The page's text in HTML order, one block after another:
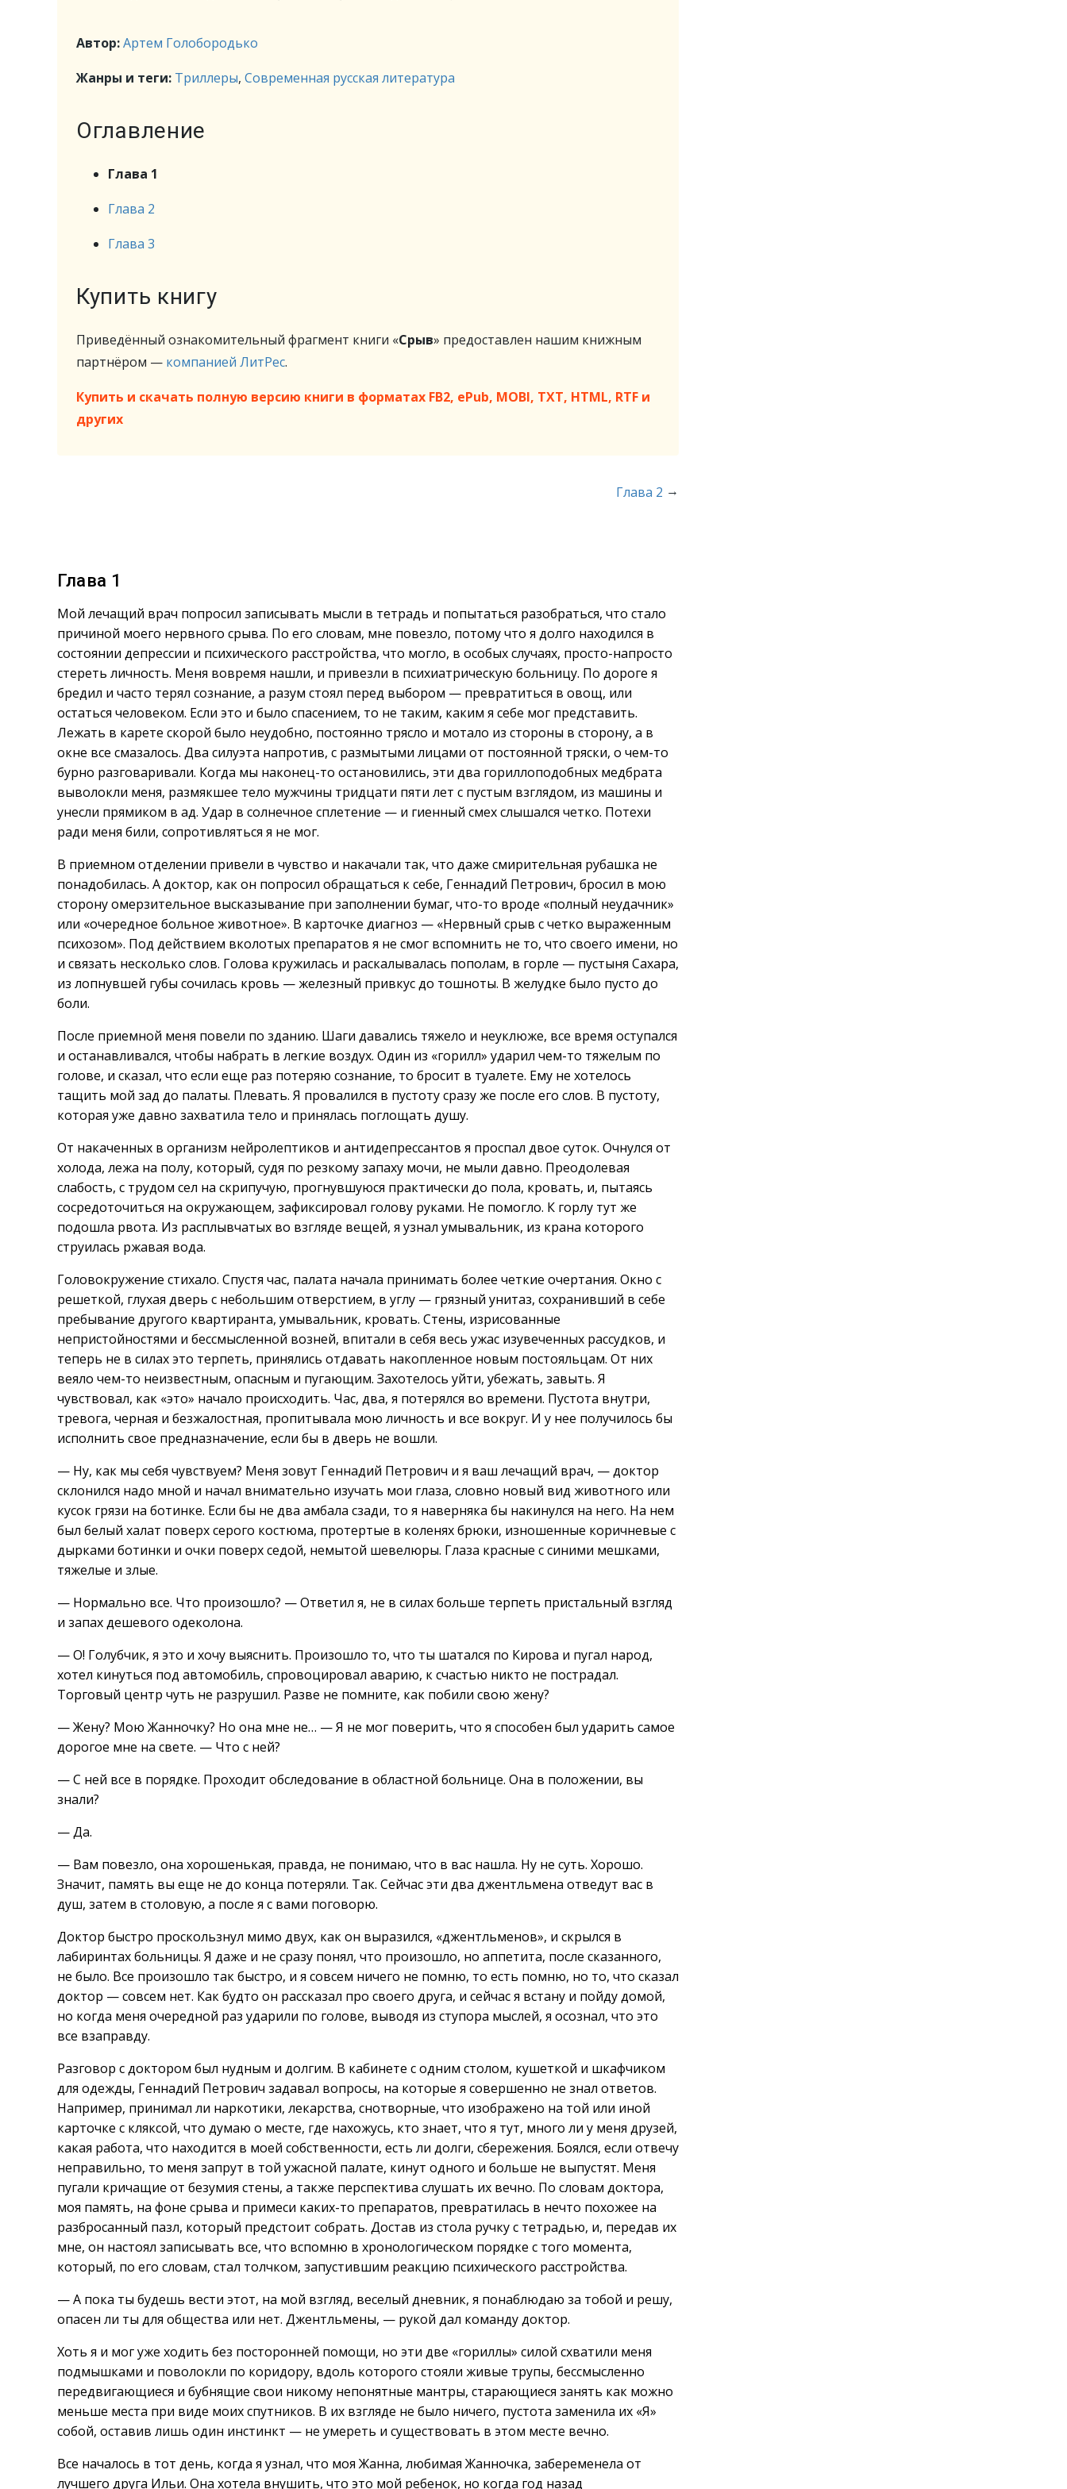
Автор:Артем Голобородько
Жанры и теги: Триллеры, Современная русская литература
Оглавление
Глава 1
Глава 2
Глава 3
Купить книгу
Приведённый ознакомительный фрагмент книги «Срыв» предоставлен нашим книжным
партнёром — компанией ЛитРес.
Купить и скачать полную версию книги в форматах FB2, ePub, MOBI, TXT, HTML, RTF и
других
Глава 2 →
Глава 1
Мой лечащий врач попросил записывать мысли в тетрадь и попытаться разобраться, что стало
причиной моего нервного срыва. По его словам, мне повезло, потому что я долго находился в
состоянии депрессии и психического расстройства, что могло, в особых случаях, просто-напросто
стереть личность. Меня вовремя нашли, и привезли в психиатрическую больницу. По дороге я
бредил и часто терял сознание, а разум стоял перед выбором — превратиться в овощ, или
остаться человеком. Если это и было спасением, то не таким, каким я себе мог представить.
Лежать в карете скорой было неудобно, постоянно трясло и мотало из стороны в сторону, а в
окне все смазалось. Два силуэта напротив, с размытыми лицами от постоянной тряски, о чем-то
бурно разговаривали. Когда мы наконец-то остановились, эти два гориллоподобных медбрата
выволокли меня, размякшее тело мужчины тридцати пяти лет с пустым взглядом, из машины и
унесли прямиком в ад. Удар в солнечное сплетение — и гиенный смех слышался четко. Потехи
ради меня били, сопротивляться я не мог.
В приемном отделении привели в чувство и накачали так, что даже смирительная рубашка не
понадобилась. А доктор, как он попросил обращаться к себе, Геннадий Петрович, бросил в мою
сторону омерзительное высказывание при заполнении бумаг, что-то вроде «полный неудачник»
или «очередное больное животное». В карточке диагноз — «Нервный срыв с четко выраженным
психозом». Под действием вколотых препаратов я не смог вспомнить не то, что своего имени, но
и связать несколько слов. Голова кружилась и раскалывалась пополам, в горле — пустыня Сахара,
из лопнувшей губы сочилась кровь — железный привкус до тошноты. В желудке было пусто до
боли.
После приемной меня повели по зданию. Шаги давались тяжело и неуклюже, все время оступался
и останавливался, чтобы набрать в легкие воздух. Один из «горилл» ударил чем-то тяжелым по
голове, и сказал, что если еще раз потеряю сознание, то бросит в туалете. Ему не хотелось
тащить мой зад до палаты. Плевать. Я провалился в пустоту сразу же после его слов. В пустоту,
которая уже давно захватила тело и принялась поглощать душу.
От накаченных в организм нейролептиков и антидепрессантов я проспал двое суток. Очнулся от
холода, лежа на полу, который, судя по резкому запаху мочи, не мыли давно. Преодолевая
слабость, с трудом сел на скрипучую, прогнувшуюся практически до пола, кровать, и, пытаясь
сосредоточиться на окружающем, зафиксировал голову руками. Не помогло. К горлу тут же
подошла рвота. Из расплывчатых во взгляде вещей, я узнал умывальник, из крана которого
струилась ржавая вода.
Головокружение стихало. Спустя час, палата начала принимать более четкие очертания. Окно с
решеткой, глухая дверь с небольшим отверстием, в углу — грязный унитаз, сохранивший в себе
пребывание другого квартиранта, умывальник, кровать. Стены, изрисованные
непристойностями и бессмысленной возней, впитали в себя весь ужас изувеченных рассудков, и
теперь не в силах это терпеть, принялись отдавать накопленное новым постояльцам. От них
веяло чем-то неизвестным, опасным и пугающим. Захотелось уйти, убежать, завыть. Я
чувствовал, как «это» начало происходить. Час, два, я потерялся во времени. Пустота внутри,
тревога, черная и безжалостная, пропитывала мою личность и все вокруг. И у нее получилось бы
исполнить свое предназначение, если бы в дверь не вошли.
— Ну, как мы себя чувствуем? Меня зовут Геннадий Петрович и я ваш лечащий врач, — доктор
склонился надо мной и начал внимательно изучать мои глаза, словно новый вид животного или
кусок грязи на ботинке. Если бы не два амбала сзади, то я наверняка бы накинулся на него. На нем
был белый халат поверх серого костюма, протертые в коленях брюки, изношенные коричневые с
дырками ботинки и очки поверх седой, немытой шевелюры. Глаза красные с синими мешками,
тяжелые и злые.
— Нормально все. Что произошло? — Ответил я, не в силах больше терпеть пристальный взгляд
и запах дешевого одеколона.
— О! Голубчик, я это и хочу выяснить. Произошло то, что ты шатался по Кирова и пугал народ,
хотел кинуться под автомобиль, спровоцировал аварию, к счастью никто не пострадал.
Торговый центр чуть не разрушил. Разве не помните, как побили свою жену?
— Жену? Мою Жанночку? Но она мне не… — Я не мог поверить, что я способен был ударить самое
дорогое мне на свете. — Что с ней?
— С ней все в порядке. Проходит обследование в областной больнице. Она в положении, вы
знали?
— Да.
— Вам повезло, она хорошенькая, правда, не понимаю, что в вас нашла. Ну не суть. Хорошо.
Значит, память вы еще не до конца потеряли. Так. Сейчас эти два джентльмена отведут вас в
душ, затем в столовую, а после я с вами поговорю.
Доктор быстро проскользнул мимо двух, как он выразился, «джентльменов», и скрылся в
лабиринтах больницы. Я даже и не сразу понял, что произошло, но аппетита, после сказанного,
не было. Все произошло так быстро, и я совсем ничего не помню, то есть помню, но то, что сказал
доктор — совсем нет. Как будто он рассказал про своего друга, и сейчас я встану и пойду домой,
но когда меня очередной раз ударили по голове, выводя из ступора мыслей, я осознал, что это
все взаправду.
Разговор с доктором был нудным и долгим. В кабинете с одним столом, кушеткой и шкафчиком
для одежды, Геннадий Петрович задавал вопросы, на которые я совершенно не знал ответов.
Например, принимал ли наркотики, лекарства, снотворные, что изображено на той или иной
карточке с кляксой, что думаю о месте, где нахожусь, кто знает, что я тут, много ли у меня друзей,
какая работа, что находится в моей собственности, есть ли долги, сбережения. Боялся, если отвечу
неправильно, то меня запрут в той ужасной палате, кинут одного и больше не выпустят. Меня
пугали кричащие от безумия стены, а также перспектива слушать их вечно. По словам доктора,
моя память, на фоне срыва и примеси каких-то препаратов, превратилась в нечто похожее на
разбросанный пазл, который предстоит собрать. Достав из стола ручку с тетрадью, и, передав их
мне, он настоял записывать все, что вспомню в хронологическом порядке с того момента,
который, по его словам, стал толчком, запустившим реакцию психического расстройства.
— А пока ты будешь вести этот, на мой взгляд, веселый дневник, я понаблюдаю за тобой и решу,
опасен ли ты для общества или нет. Джентльмены, — рукой дал команду доктор.
Хоть я и мог уже ходить без посторонней помощи, но эти две «гориллы» силой схватили меня
подмышками и поволокли по коридору, вдоль которого стояли живые трупы, бессмысленно
передвигающиеся и бубнящие свои никому непонятные мантры, старающиеся занять как можно
меньше места при виде моих спутников. В их взгляде не было ничего, пустота заменила их «Я»
собой, оставив лишь один инстинкт — не умереть и существовать в этом месте вечно.
Все началось в тот день, когда я узнал, что моя Жанна, любимая Жанночка, забеременела от
лучшего друга Ильи. Она хотела внушить, что это мой ребенок, но когда год назад